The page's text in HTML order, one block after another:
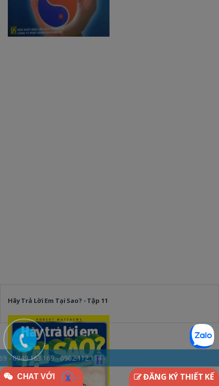
Hãy Trả Lời Em Tại Sao? - Tập 11
ĐĂNG KÝ THIẾT KẾ
CHAT VỚI
- 0902.112.114 -